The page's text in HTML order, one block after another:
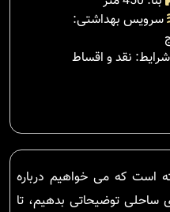
سرویس بهداشتی:
شرایط: نقد و اقساط
است که می خواهیم درباره
ساحلی توضیحاتی بدهیم، تا